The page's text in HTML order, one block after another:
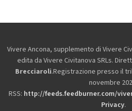
Vivere Ancona, supplemento di Vivere
edita da Vivere Civitanova SRLs.
Brecciaroli.Registrazione presso il
novembre
RSS: http://feeds.feedburner.com/
Privacy.